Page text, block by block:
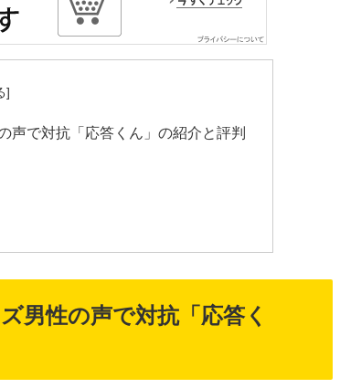
声で対抗「応答くん」の紹介と評判
男性の声で対抗「応答く